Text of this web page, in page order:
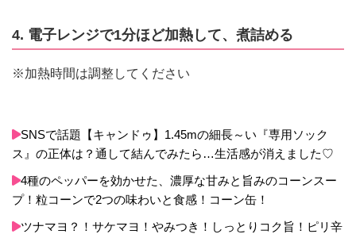
4. 電子レンジで1分ほど加熱して、煮詰める
※加熱時間は調整してください
SNSで話題【キャンドゥ】1.45mの細長～い『専用ソック
ス』の正体は？通して結んでみたら…生活感が消えました♡
4種のペッパーを効かせた、濃厚な甘みと旨みのコーンスー
プ！粒コーンで2つの味わいと食感！コーン缶！
ツナマヨ？！サケマヨ！やみつき！しっとりコク旨！ピリ辛